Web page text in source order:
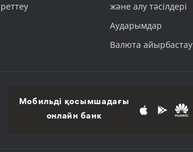
реттеу
және алу тәсілдері
Аударымдар
Валюта айырбастау
Мобильді қосымшадағы
онлайн банк